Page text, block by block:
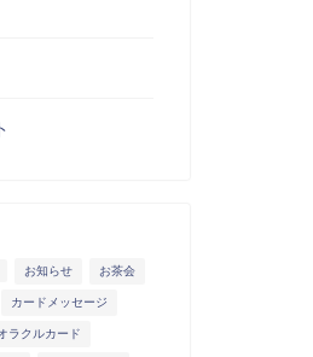
お知らせ お茶会
カードメッセージ
ラクルカード